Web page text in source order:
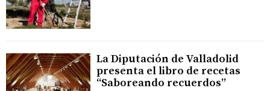
La Diputación de Valladolid
presenta el libro de recetas
“Saboreando recuerdos”